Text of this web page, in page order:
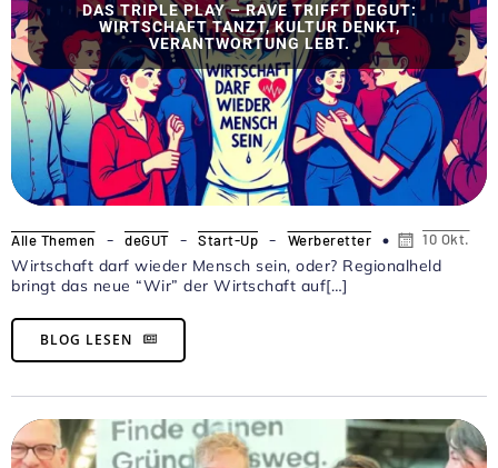
DAS TRIPLE PLAY – RAVE TRIFFT DEGUT:
WIRTSCHAFT TANZT, KULTUR DENKT,
VERANTWORTUNG LEBT.
Alle Themen - deGUT - Start-Up - Werberetter 10 Okt.
Wirtschaft darf wieder Mensch sein, oder? Regionalheld
bringt das neue “Wir” der Wirtschaft auf[…]
BLOG LESEN